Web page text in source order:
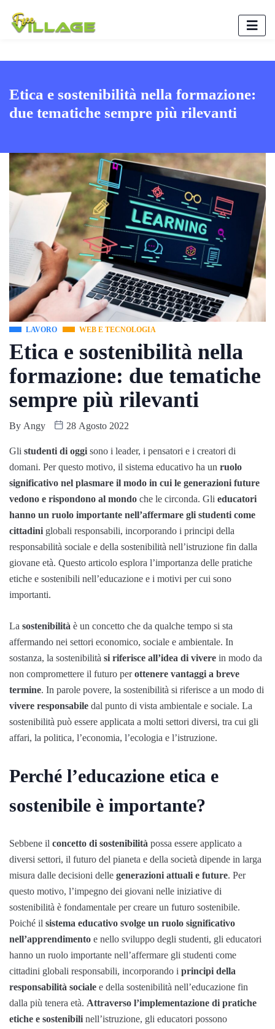
Etica e sostenibilità nella formazione:
due tematiche sempre più rilevanti
LAVORO WEB E TECNOLOGIA
Etica e sostenibilità nella
formazione: due tematiche
sempre più rilevanti
By Angy 28 Agosto 2022
Gli studenti di oggi sono i leader, i pensatori e i creatori di
domani. Per questo motivo, il sistema educativo ha un ruolo
significativo nel plasmare il modo in cui le generazioni future
vedono e rispondono al mondo che le circonda. Gli educatori
hanno un ruolo importante nell’affermare gli studenti come
cittadini globali responsabili, incorporando i principi della
responsabilità sociale e della sostenibilità nell’istruzione fin dalla
giovane età. Questo articolo esplora l’importanza delle pratiche
etiche e sostenibili nell’educazione e i motivi per cui sono
importanti.
La sostenibilità è un concetto che da qualche tempo si sta
affermando nei settori economico, sociale e ambientale. In
sostanza, la sostenibilità si riferisce all’idea di vivere in modo da
non compromettere il futuro perottenere vantaggi a breve
termine. In parole povere, la sostenibilità si riferisce a un modo di
vivere responsabile dal punto di vista ambientale e sociale. La
sostenibilità può essere applicata a molti settori diversi, tra cui gli
affari, la politica, l’economia, l’ecologia e l’istruzione.
Perché l’educazione etica e
sostenibile è importante?
Sebbene il concetto di sostenibilità possa essere applicato a
diversi settori, il futuro del pianeta e della società dipende in larga
misura dalle decisioni delle generazioni attuali e future. Per
questo motivo, l’impegno dei giovani nelle iniziative di
sostenibilità è fondamentale per creare un futuro sostenibile.
Poiché il sistema educativo svolge un ruolo significativo
nell’apprendimento e nello sviluppo degli studenti, gli educatori
hanno un ruolo importante nell’affermare gli studenti come
cittadini globali responsabili, incorporando i principi della
responsabilità sociale e della sostenibilità nell’educazione fin
dalla più tenera età. Attraverso l’implementazione di pratiche
etiche e sostenibili nell’istruzione, gli educatori possono